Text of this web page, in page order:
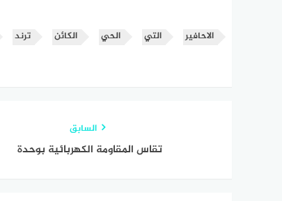
الاحافير التي الحي الكائن ترند
السابق
تقاس المقاومة الكهربائية بوحدة